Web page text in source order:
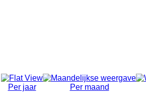
Per jaar Per maand